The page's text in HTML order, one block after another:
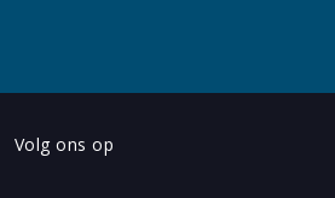
Volg ons op